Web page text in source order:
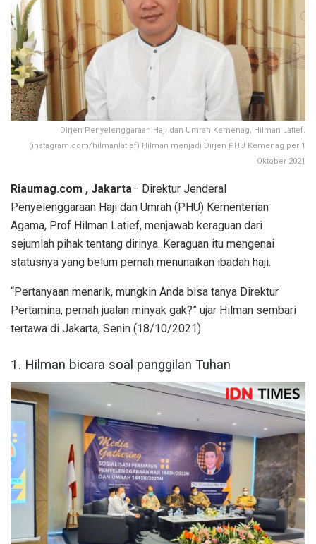
Dirjen Penyelenggaraan Haji dan Umrah Kemenag, Hilman Latief.
(instagram.com/hilmanlatief) Hilman menjadi Dirjen PHU Kemenag per 1
Oktober 2021
Riaumag.com , Jakarta– Direktur Jenderal
Penyelenggaraan Haji dan Umrah (PHU) Kementerian
Agama, Prof Hilman Latief, menjawab keraguan dari
sejumlah pihak tentang dirinya. Keraguan itu mengenai
statusnya yang belum pernah menunaikan ibadah haji.
“Pertanyaan menarik, mungkin Anda bisa tanya Direktur
Pertamina, pernah jualan minyak gak?” ujar Hilman sembari
tertawa di Jakarta, Senin (18/10/2021).
1. Hilman bicara soal panggilan Tuhan